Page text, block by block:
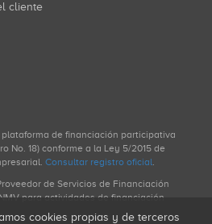
cliente
plataforma de financiación participativa
No. 18) conforme a la Ley 5/2015 de
Consultar registro oficial.
de Servicios de Financiación
para actividades de financiación
cookies propias y de terceros